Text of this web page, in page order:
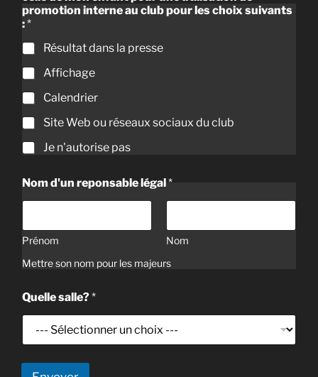
n
promotion interne au club pour les choix suivants
:*
Résultat dans la presse
Affichage
Calendrier
Site Web ou réseaux sociaux du club
Je n'autorise pas
Nom d'un reponsable légal*
Prénom
Nom
Mettre son nom pour les majeurs
Quelle salle?*